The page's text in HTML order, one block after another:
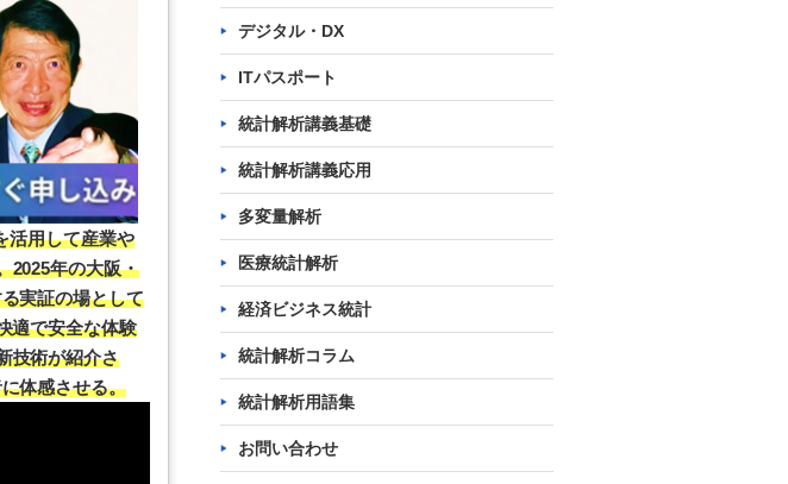
活用して産業や
2025年の大阪・
実証の場として
適で安全な体験
技術が紹介さ
体感させる。
デジタル・DX
ITパスポート
統計解析講義基礎
統計解析講義応用
多変量解析
医療統計解析
経済ビジネス統計
統計解析コラム
統計解析用語集
お問い合わせ